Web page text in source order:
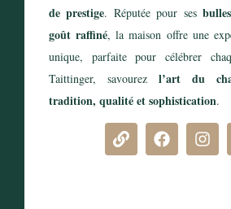
de prestige. Réputée pour ses
goût raffiné, la maison offre une
unique, parfaite pour célébrer
Taittinger, savourez l’art du
tradition, qualité et sophistication.